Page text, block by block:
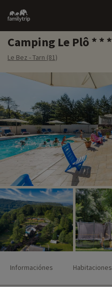
Family
trip
Camping Le Plô
Le Bez - Tarn (81)
Informaciónes Habitaciones